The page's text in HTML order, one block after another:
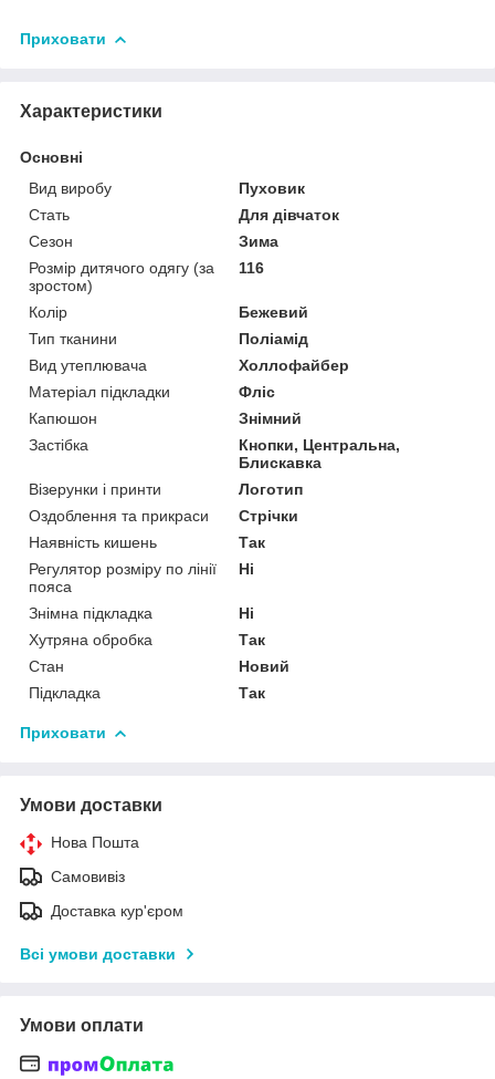
Приховати
Характеристики
Основні
Вид виробу
Пуховик
Стать
Для дівчаток
Сезон
Зима
Розмір дитячого одягу (за
зростом)
116
Колір
Бежевий
Тип тканини
Поліамід
Вид утеплювача
Холлофайбер
Матеріал підкладки
Фліс
Капюшон
Знімний
Застібка
Кнопки, Центральна,
Блискавка
Візерунки і принти
Логотип
Оздоблення та прикраси
Стрічки
Наявність кишень
Так
Регулятор розміру по лінії
пояса
Ні
Знімна підкладка
Ні
Хутряна обробка
Так
Стан
Новий
Підкладка
Так
Приховати
Умови доставки
Нова Пошта
Самовивіз
Доставка кур'єром
Всі умови доставки
Умови оплати